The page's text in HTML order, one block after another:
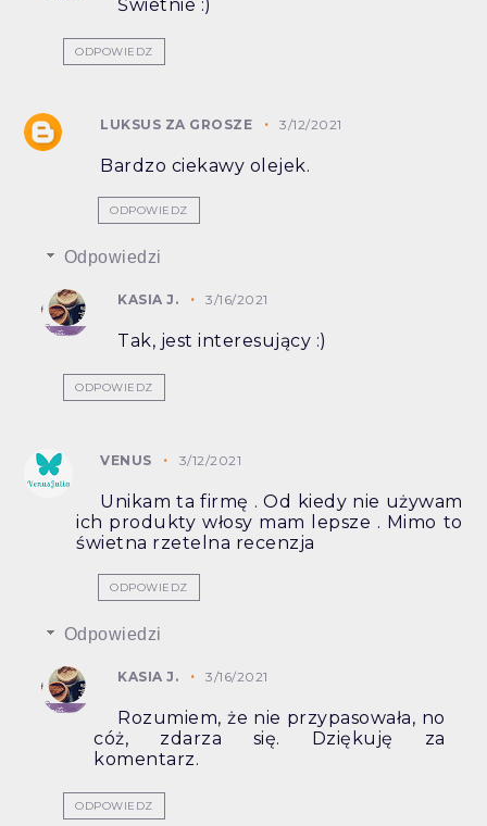
Świetnie :)
ODPOWIEDZ
LUKSUS ZA GROSZE 3/12/2021
Bardzo ciekawy olejek.
ODPOWIEDZ
Odpowiedzi
KASIA J. 3/16/2021
Tak, jest interesujący :)
ODPOWIEDZ
VENUS 3/12/2021
Unikam ta firmę . Od kiedy nie używam
ich produkty włosy mam lepsze . Mimo to
świetna rzetelna recenzja
ODPOWIEDZ
Odpowiedzi
KASIA J. 3/16/2021
Rozumiem, że nie przypasowała, no
cóż, zdarza się. Dziękuję za
komentarz.
ODPOWIEDZ